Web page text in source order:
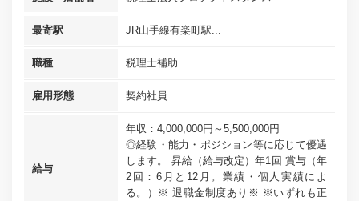
最寄駅 JR山手線有楽町駅...
職種 税理士補助
雇用形態 契約社員
給与
年収：4,000,000円～5,500,000円
◎経験・能力・ポジション等に応じて優遇
します。 昇給（給与改定）年1回 賞与（年
2回：6月と12月。業績・個人実績によ
る。）※ 退職金制度あり※ ※いずれも正